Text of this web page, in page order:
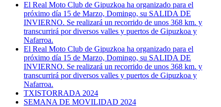
El Real Moto Club de Gipuzkoa ha organizado para el
próximo día 15 de Marzo, Domingo, su SALIDA DE
INVIERNO. Se realizará un recorrido de unos 368 km. y
transcurrirá por diversos valles y puertos de Gipuzkoa y
Nafarroa.
El Real Moto Club de Gipuzkoa ha organizado para el
próximo día 15 de Marzo, Domingo, su SALIDA DE
INVIERNO. Se realizará un recorrido de unos 368 km. y
transcurrirá por diversos valles y puertos de Gipuzkoa y
Nafarroa.
TXISTORRADA 2024
SEMANA DE MOVILIDAD 2024